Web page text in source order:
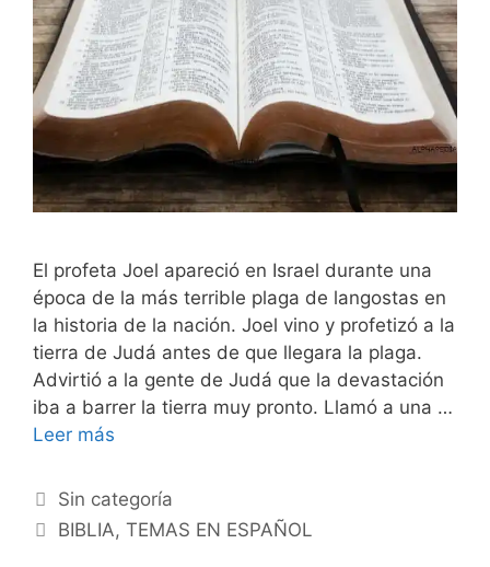
El profeta Joel apareció en Israel durante una
época de la más terrible plaga de langostas en
la historia de la nación. Joel vino y profetizó a la
tierra de Judá antes de que llegara la plaga.
Advirtió a la gente de Judá que la devastación
iba a barrer la tierra muy pronto. Llamó a una …
Leer más
Categorías
Sin categoría
Etiquetas
BIBLIA,TEMAS EN ESPAÑOL